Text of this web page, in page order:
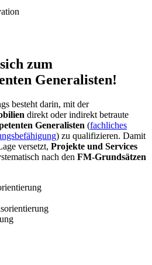
zum
Generalisten!
besteht darin, mit der
direkt oder indirekt betraute
Generalisten (fachliches
) zu qualifizieren. Damit
versetzt, Projekte und Services
nach den FM-Grundsätzen